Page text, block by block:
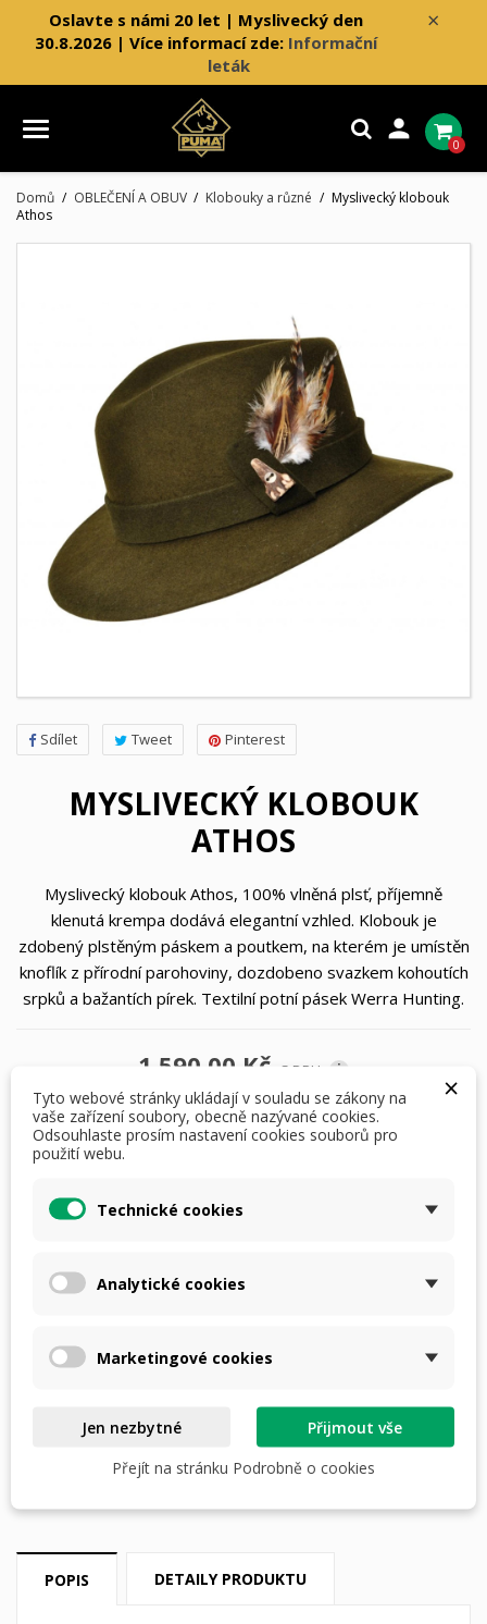
×
Oslavte s námi 20 let | Myslivecký den
30.8.2026 | Více informací zde: Informační
leták

0
Domů OBLEČENÍ A OBUV Klobouky a různé
Myslivecký klobouk
Athos
Sdílet Tweet Pinterest
MYSLIVECKÝ KLOBOUK
ATHOS
Myslivecký klobouk Athos, 100% vlněná plsť, příjemně
klenutá krempa dodává elegantní vzhled. Klobouk je
zdobený plstěným páskem a poutkem, na kterém je umístěn
knoflík z přírodní parohoviny, dozdobeno svazkem kohoutích
srpků a bažantích pírek. Textilní potní pásek Werra Hunting.
1 590,00 Kč S DPH i
klobouky: 54
PŘIDAT DO KOŠÍKU
skladem do 3 dnů
Dostupná doprava
POPIS DETAILY PRODUKTU
×
Tyto webové stránky ukládají v souladu se zákony na
vaše zařízení soubory, obecně nazývané cookies.
Odsouhlaste prosím nastavení cookies souborů pro
použití webu.
Technické cookies
Analytické cookies
Marketingové cookies
Jen nezbytné
Přijmout vše
Přejít na stránku Podrobně o cookies